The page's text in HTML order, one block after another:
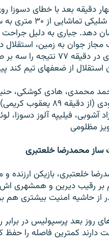
دقيقه بعد با خطای دسوزا
ميداوودی با
دهد. جباری به دليل جراحت
جوان به زمين،
فرهاد مجيدی در
استقلال از ضعفهای تيم کند
ميلاد ميداوودی (از
فيليپه آلوز دسوزا، لوئيز ( از دقيقه
مظلومی
محمدرضا خلعتبری
از حاشيه امنيت بيشتری هم
روز بعد پرسپوليس در
دارند کمترين فاصله را حفظ